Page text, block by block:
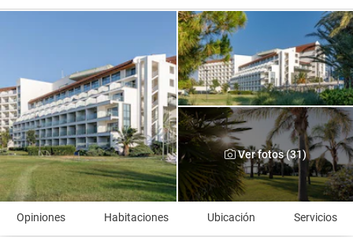
Ver fotos (31)
Opiniones Habitaciones Ubicación Servicios